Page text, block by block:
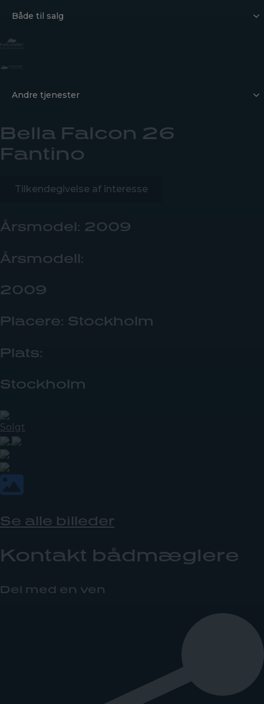
Både til salg
Andre tjenester
Bella Falcon 26
Fantino
Tilkendegivelse af interesse
Årsmodel: 2009
Årsmodell:
2009
Placere: Stockholm
Plats:
Stockholm
Solgt
Se alle billeder
Kontakt bådmæglere
Del med en ven